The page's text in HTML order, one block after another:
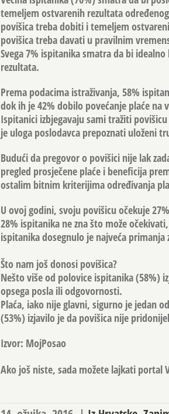
temeljem ostvarenih rezultata
povišica treba dobiti i temeljem
povišica treba davati u pravilnim
Svega 7% ispitanika smatra da bi
rezultata.
Prema podacima istraživanja, 58%
dok ih je 42% dobilo povećanje plaće na
Ispitanici izbjegavaju sami tražiti
je uloga poslodavca prepoznati uloženi
Budući da pregovor o povišici nije lak
pregled prosječene plaće i beneficija
ostalim bitnim kriterijima određivanja
U ovoj godini, svoju povišicu očekuje
28% ispitanika ne zna što može
ispitanika dosegnulo je najveća
Što nam još donosi povišica?
Nešto više od polovice ispitanika (58%)
opsega posla ili odgovornosti.
Plaća, iako nije glavni, sigurno je jedan
(53%) izjavilo je da povišica nije
Izvor: MojPosao
Ako još niste, sada možete lajkati portal